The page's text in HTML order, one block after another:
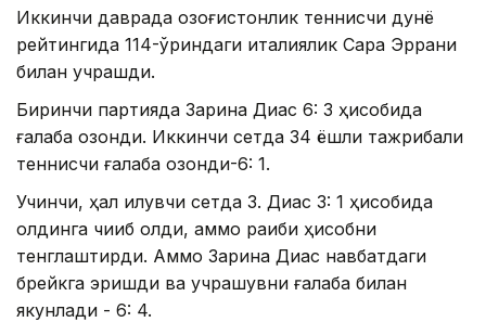
Иккинчи даврада қозоғистонлик теннисчи дунё
рейтингида 114-ўриндаги италиялик Сара Эррани
билан учрашди.
Биринчи партияда Зарина Диас 6: 3 ҳисобида
ғалаба қозонди. Иккинчи сетда 34 ёшли тажрибали
теннисчи ғалаба қозонди-6: 1.
Учинчи, ҳал қилувчи сетда З. Диас 3: 1 ҳисобида
олдинга чиқиб олди, аммо рақиби ҳисобни
тенглаштирди. Аммо Зарина Диас навбатдаги
брейкга эришди ва учрашувни ғалаба билан
якунлади - 6: 4.